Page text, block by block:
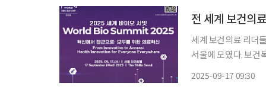
전 세계 보건의
세계 보건의료 리더
서울에 모였다. 보건복지부와 세계보건기구(WHO)는 17일 서울 중구 신라호텔에서 ‘혁신에
2025-09-17 09:30